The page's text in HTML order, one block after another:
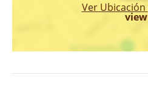
Ver Ubicación
view